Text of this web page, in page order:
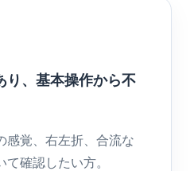
り、基本操作から不
感覚、右左折、合流な
確認したい方。